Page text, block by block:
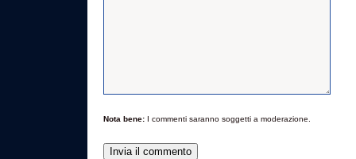
Nota bene: I commenti saranno soggetti a moderazione.